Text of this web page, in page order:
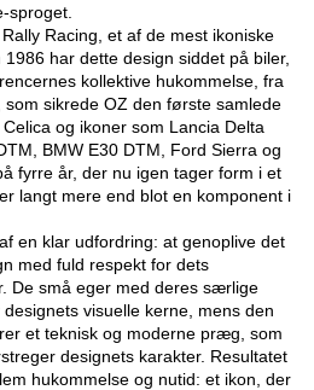
sproget.
Racing, et af de mest ikoniske
1986 har dette design siddet på biler,
kollektive hukommelse, fra
som sikrede OZ den første samlede
Celica og ikoner som Lancia Delta
BMW E30 DTM, Ford Sierra og
fyrre år, der nu igen tager form i et
langt mere end blot en komponent i
en klar udfordring: at genoplive det
med fuld respekt for dets
De små eger med deres særlige
visuelle kerne, mens den
et teknisk og moderne præg, som
designets karakter. Resultatet
hukommelse og nutid: et ikon, der